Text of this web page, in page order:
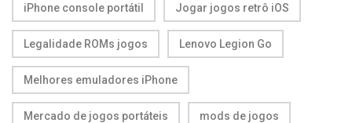
iPhone console portátil Jogar jogos retrô iOS
Legalidade ROMs jogos Lenovo Legion Go
Melhores emuladores iPhone
Mercado de jogos portáteis mods de jogos